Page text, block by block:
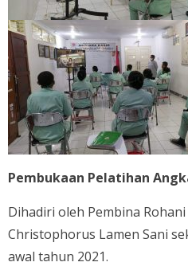
Pembukaan Pelatihan
Dihadiri oleh Pembina
Christophorus Lamen Sani
awal tahun 2021.